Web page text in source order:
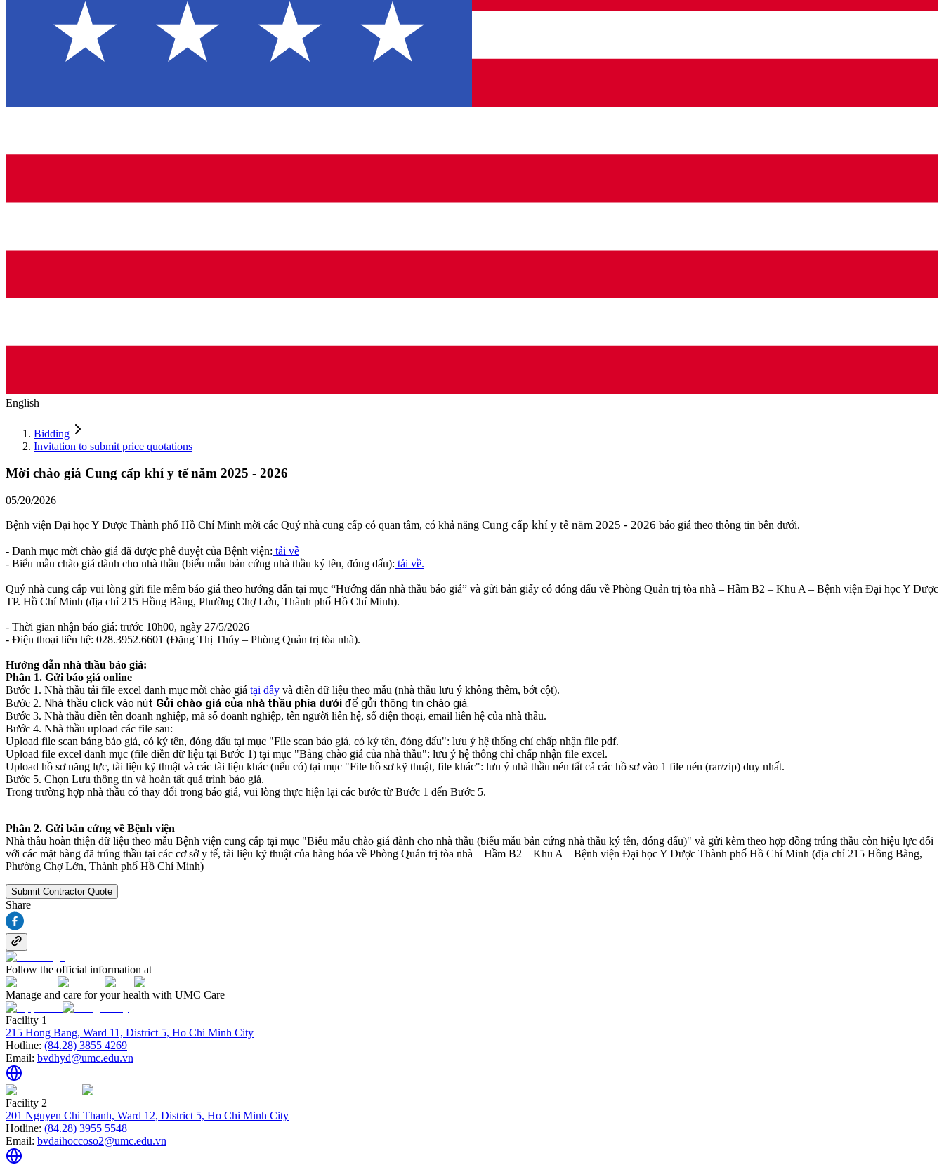
English
Bidding
Invitation to submit price quotations
Mời chào giá Cung cấp khí y tế năm 2025 - 2026
05/20/2026
Bệnh viện Đại học Y Dược Thành phố Hồ Chí Minh mời các Quý nhà cung cấp có quan tâm, có khả năng Cung cấp khí y tế năm 2025 - 2026 báo giá theo thông tin bên dưới.
- Danh mục mời chào giá đã được phê duyệt của Bệnh viện: tải về
- Biểu mẫu chào giá dành cho nhà thầu (biểu mẫu bản cứng nhà thầu ký tên, đóng dấu): tải về.
Quý nhà cung cấp vui lòng gửi file mềm báo giá theo hướng dẫn tại mục “Hướng dẫn nhà thầu báo giá” và gửi bản giấy có đóng dấu về Phòng Quản trị tòa nhà – Hầm B2 – Khu A – Bệnh viện Đại học Y Dược
TP. Hồ Chí Minh (địa chỉ 215 Hồng Bàng, Phường Chợ Lớn, Thành phố Hồ Chí Minh).
- Thời gian nhận báo giá: trước 10h00, ngày 27/5/2026
- Điện thoại liên hệ: 028.3952.6601 (Đặng Thị Thúy – Phòng Quản trị tòa nhà).
Hướng dẫn nhà thầu báo giá:
Phần 1. Gửi báo giá online
Bước 1. Nhà thầu tải file excel danh mục mời chào giá tại đây và điền dữ liệu theo mẫu (nhà thầu lưu ý không thêm, bớt cột).
Bước 2. Nhà thầu click vào nút Gửi chào giá của nhà thầu phía dưới để gửi thông tin chào giá.
Bước 3. Nhà thầu điền tên doanh nghiệp, mã số doanh nghiệp, tên người liên hệ, số điện thoại, email liên hệ của nhà thầu.
Bước 4. Nhà thầu upload các file sau:
Upload file scan bảng báo giá, có ký tên, đóng dấu tại mục "File scan báo giá, có ký tên, đóng dấu": lưu ý hệ thống chỉ chấp nhận file pdf.
Upload file excel danh mục (file điền dữ liệu tại Bước 1) tại mục "Bảng chào giá của nhà thầu": lưu ý hệ thống chỉ chấp nhận file excel.
Upload hồ sơ năng lực, tài liệu kỹ thuật và các tài liệu khác (nếu có) tại mục "File hồ sơ kỹ thuật, file khác": lưu ý nhà thầu nén tất cả các hồ sơ vào 1 file nén (rar/zip) duy nhất.
Bước 5. Chọn Lưu thông tin và hoàn tất quá trình báo giá.
Trong trường hợp nhà thầu có thay đổi trong báo giá, vui lòng thực hiện lại các bước từ Bước 1 đến Bước 5.
Phần 2. Gửi bản cứng về Bệnh viện
Nhà thầu hoàn thiện dữ liệu theo mẫu Bệnh viện cung cấp tại mục "Biểu mẫu chào giá dành cho nhà thầu (biểu mẫu bản cứng nhà thầu ký tên, đóng dấu)" và gửi kèm theo hợp đồng trúng thầu còn hiệu lực đối
với các mặt hàng đã trúng thầu tại các cơ sở y tế, tài liệu kỹ thuật của hàng hóa về Phòng Quản trị tòa nhà – Hầm B2 – Khu A – Bệnh viện Đại học Y Dược Thành phố Hồ Chí Minh (địa chỉ 215 Hồng Bàng,
Phường Chợ Lớn, Thành phố Hồ Chí Minh)
Submit Contractor Quote
Share
Follow the official information at
Manage and care for your health with UMC Care
Facility 1
215 Hong Bang, Ward 11, District 5, Ho Chi Minh City
Hotline: (84.28) 3855 4269
Email: bvdhyd@umc.edu.vn
Facility 2
201 Nguyen Chi Thanh, Ward 12, District 5, Ho Chi Minh City
Hotline: (84.28) 3955 5548
Email: bvdaihoccoso2@umc.edu.vn